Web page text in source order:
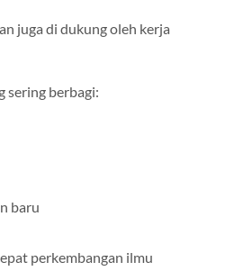
juga di dukung oleh kerja
sering berbagi:
baru
perkembangan ilmu